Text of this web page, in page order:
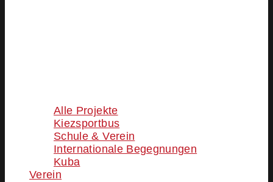
Alle Projekte
Kiezsportbus
Schule & Verein
Internationale Begegnungen
Kuba
Verein